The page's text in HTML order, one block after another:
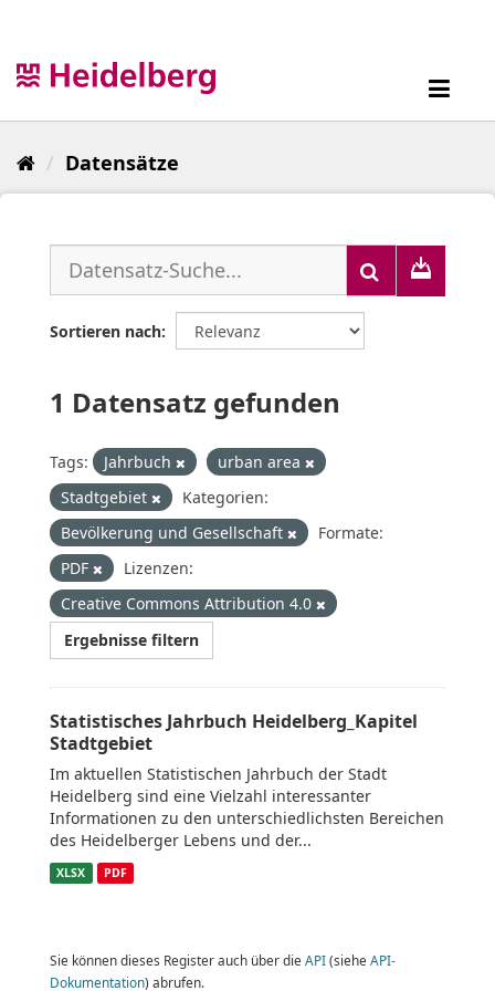
Datensätze
Sortieren nach
1 Datensatz gefunden
Tags: Jahrbuch
urban area
Stadtgebiet
Kategorien:
Bevölkerung und Gesellschaft
Formate:
PDF
Lizenzen:
Creative Commons Attribution 4.0
Ergebnisse filtern
Statistisches Jahrbuch Heidelberg_Kapitel
Stadtgebiet
Im aktuellen Statistischen Jahrbuch der Stadt
Heidelberg sind eine Vielzahl interessanter
Informationen zu den unterschiedlichsten Bereichen
des Heidelberger Lebens und der...
XLSX PDF
Sie können dieses Register auch über die API(siehe API-
Dokumentation) abrufen.